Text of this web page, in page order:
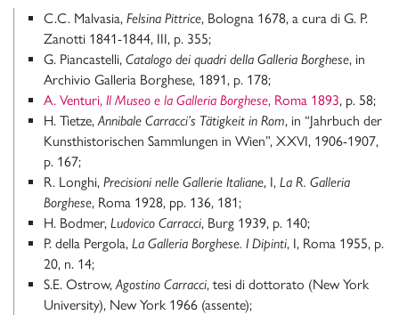
C.C. Malvasia, Felsina Pittrice, Bologna 1678, a cura di G. P.
Zanotti 1841-1844, III, p. 355;
G. Piancastelli, Catalogo dei quadri della Galleria Borghese, in
Archivio Galleria Borghese, 1891, p. 178;
A. Venturi, Il Museo e la Galleria Borghese, Roma 1893, p. 58;
H. Tietze, Annibale Carracci’s Tätigkeit in Rom, in “Jahrbuch der
Kunsthistorischen Sammlungen in Wien”, XXVI, 1906-1907,
p. 167;
R. Longhi, Precisioni nelle Gallerie Italiane, I, La R. Galleria
Borghese, Roma 1928, pp. 136, 181;
H. Bodmer, Ludovico Carracci, Burg 1939, p. 140;
P. della Pergola, La Galleria Borghese. I Dipinti, I, Roma 1955, p.
20, n. 14;
S.E. Ostrow, Agostino Carracci, tesi di dottorato (New York
University), New York 1966 (assente);